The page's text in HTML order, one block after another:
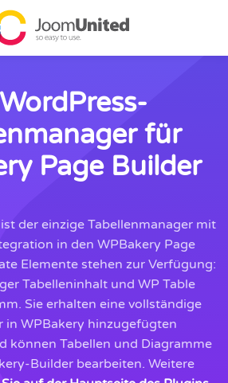
springen
für
Page Builder
der einzige Tabellenmanager mit
in den WPBakery Page
Elemente stehen zur Verfügung:
Tabelleninhalt und WP Table
Sie erhalten eine vollständige
in WPBakery hinzugefügten
können Tabellen und Diagramme
Builder bearbeiten. Weitere